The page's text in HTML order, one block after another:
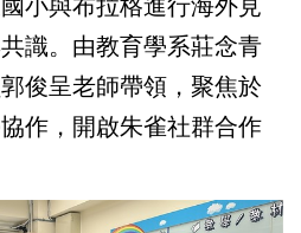
小與布拉格進行海外見
識。由教育學系莊念青
俊呈老師帶領，聚焦於
作，開啟朱雀社群合作